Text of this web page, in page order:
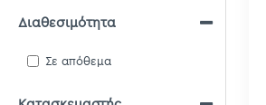
Διαθεσιμότητα
Σε απόθεμα